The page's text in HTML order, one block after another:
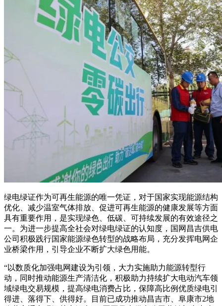
绿电绿证作为可再生能源的唯一凭证，对于国家实现能源结构
优化、减少温室气体排放、促进可再生能源的健康发展等方面
具有重要作用，是实现绿色、低碳、可持续发展的有效途径之
一。为进一步提高全社会对绿电绿证的认知度，国网昌吉供电
公司积极践行国家能源绿色转型的战略布局，充分发挥电网企
业桥梁作用，引导企业不断扩大绿色用能。
“以数质化加强电网建设为引领，大力实施助力能源转型行
动，同时推动能源生产清洁化，积极助力持续扩大电动汽车领
域绿电交易规模，提高绿电消费占比，保障高比例优质绿电引
得进、落得下、供得好。目前已成功推动昌吉市、阜康市2地